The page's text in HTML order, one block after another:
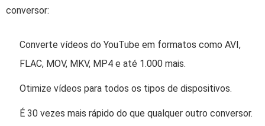
conversor:
Converte vídeos do YouTube em formatos como AVI,
FLAC, MOV, MKV, MP4 e até 1.000 mais.
Otimize vídeos para todos os tipos de dispositivos.
É 30 vezes mais rápido do que qualquer outro conversor.